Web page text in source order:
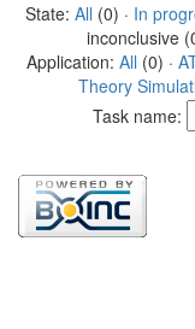
State: All (0) · In
inconclusive
Application: All (0) ·
Theory
Task name: